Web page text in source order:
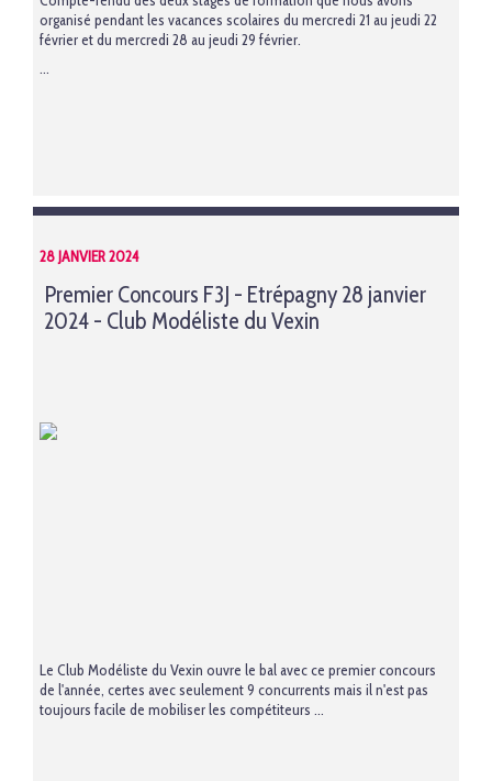
organisé pendant les vacances scolaires du mercredi 21 au jeudi 22
février et du mercredi 28 au jeudi 29 février.
...
28 JANVIER 2024
Premier Concours F3J - Etrépagny 28 janvier
2024 - Club Modéliste du Vexin
Le Club Modéliste du Vexin ouvre le bal avec ce premier concours
de l'année, certes avec seulement 9 concurrents mais il n'est pas
toujours facile de mobiliser les compétiteurs ...